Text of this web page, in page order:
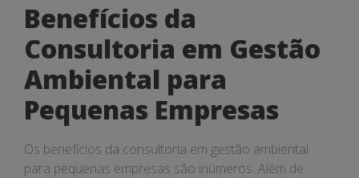
Benefícios da
Consultoria em Gestão
Ambiental para
Pequenas Empresas
Os benefícios da consultoria em gestão ambiental
para pequenas empresas são inúmeros. Além de